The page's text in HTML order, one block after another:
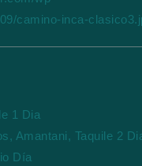
1 Dia
Amantani, Taquile 2
Día